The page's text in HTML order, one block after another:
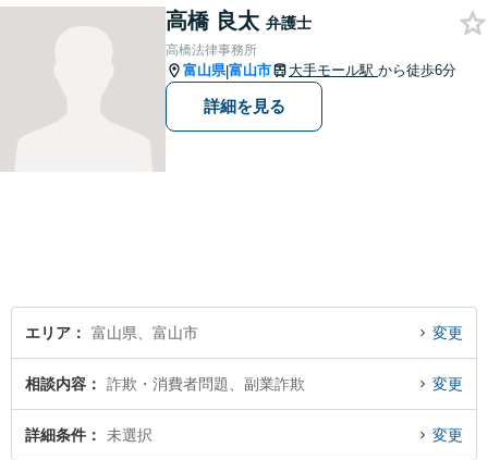
す。お悩みになる前に、ご相
談ください。【24Hメール受
付】
高橋 良太 弁護士
高橋法律事務所
富山県|富山市 大手モール駅 から徒歩6分
詳細を見る
エリア 富山県、富山市 変更
相談内容 詐欺・消費者問題、副業詐欺 変更
詳細条件 未選択 変更